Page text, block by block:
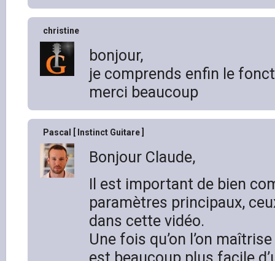
christine
bonjour,
je comprends enfin le
merci beaucoup
Pascal [ Instinct Guitare ]
Bonjour Claude,
Il est important de bien
paramètres principaux,
dans cette vidéo.
Une fois qu’on l’on